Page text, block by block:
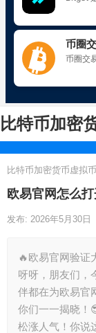
比特币加密
比特币加密货币虚拟币
欧易官网怎么
发布: 2026年5月30日
🔥欧易官网验证
呀呀，朋友们，
伴都在为欧易官
你们一一揭晓！
松涨人气！你说